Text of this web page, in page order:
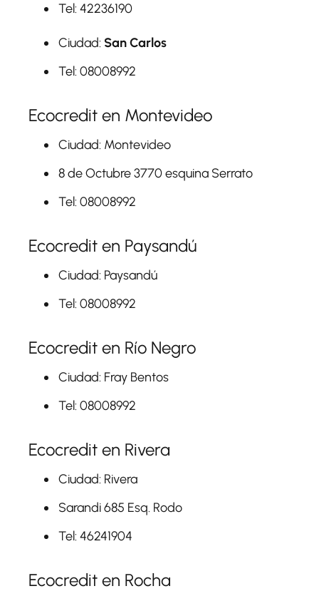
Tel: 42236190
Ciudad: San Carlos
Tel: 08008992
Ecocredit en Montevideo
Ciudad: Montevideo
8 de Octubre 3770 esquina Serrato
Tel: 08008992
Ecocredit en Paysandú
Ciudad: Paysandú
Tel: 08008992
Ecocredit en Río Negro
Ciudad: Fray Bentos
Tel: 08008992
Ecocredit en Rivera
Ciudad: Rivera
Sarandi 685 Esq. Rodo
Tel: 46241904
Ecocredit en Rocha